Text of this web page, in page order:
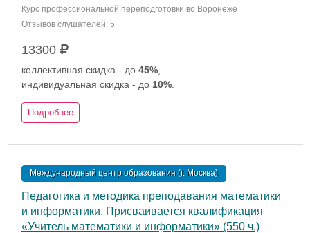
Курс профессиональной переподготовки во Воронеже
Отзывов слушателей: 5
13300
коллективная скидка - до 45%
индивидуальная скидка - до 10%
Подробнее
Международный центр образования (г. Москва)
Педагогика и методика преподавания математики
и информатики. Присваивается квалификация
«Учитель математики и информатики» (550 ч.)